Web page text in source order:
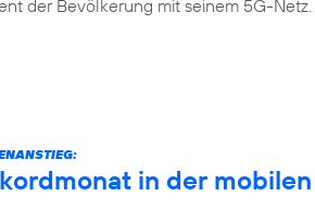
der Bevölkerung mit seinem 5G-Netz.
in der mobilen